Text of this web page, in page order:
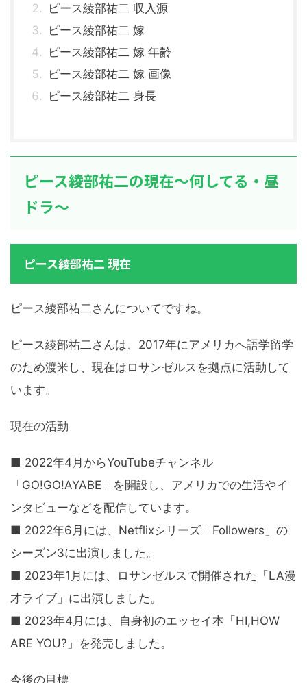
ピース綾部祐二 収入源
ピース綾部祐二 嫁
ピース綾部祐二 嫁 年齢
ピース綾部祐二 嫁 画像
ピース綾部祐二 身長
ピース綾部祐二の現在～何してる・昼
ドラ～
ピース綾部祐二 現在
ピース綾部祐二さんについてですね。
ピース綾部祐二さんは、2017年にアメリカへ語学留学
のため渡米し、現在はロサンゼルスを拠点に活動して
います。
現在の活動
■ 2022年4月からYouTubeチャンネル
「GO!GO!AYABE」を開設し、アメリカでの生活やイ
ンタビューなどを配信しています。
■ 2022年6月には、Netflixシリーズ「Followers」の
シーズン3に出演しました。
■ 2023年1月には、ロサンゼルスで開催された「LA漫
才ライブ」に出演しました。
■ 2023年4月には、自身初のエッセイ本「HI,HOW
ARE YOU?」を発売しました。
今後の目標